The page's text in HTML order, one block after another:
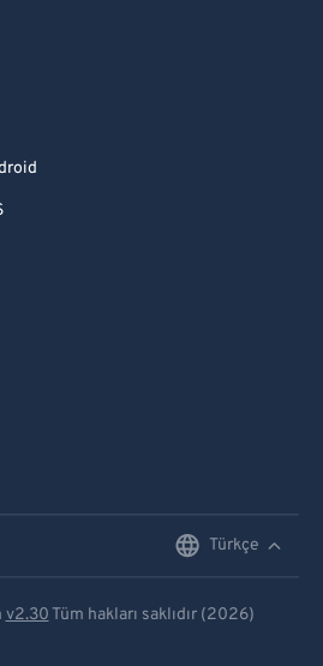
Türkçe
v2.30 Tüm hakları saklıdır (2026)